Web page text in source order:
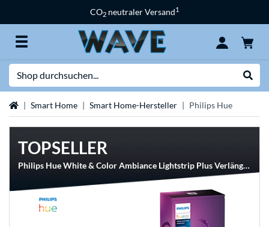
CO2 neutraler Versand1
StartseiteSmart Home Smart Home-Hersteller Philips Hue
TOPSELLER
Philips Hue White & Color Ambiance Lightstrip Plus Verlängerung V4 1 Meter, LED-Streifen